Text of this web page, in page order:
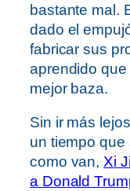
bastante mal.
dado el
fabricar sus
aprendido
mejor baza.
Sin ir más
un tiempo
como van,Xi
a Donald